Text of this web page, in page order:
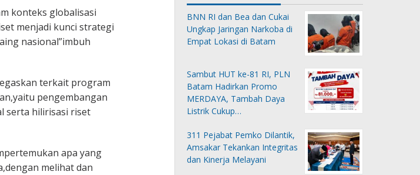
konteks globalisasi
menjadi kunci strategi
nasional”imbuh
terkait program
pengembangan
serta hilirisasi riset
apa yang
melihat dan
BNN RI dan Bea dan Cukai
Ungkap Jaringan Narkoba di
Empat Lokasi di Batam
Sambut HUT ke-81 RI, PLN
Batam Hadirkan Promo
MERDAYA, Tambah Daya
Listrik Cukup…
311 Pejabat Pemko Dilantik,
Amsakar Tekankan Integritas
dan Kinerja Melayani